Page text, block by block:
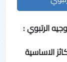
الرتبوي :
الاساسية